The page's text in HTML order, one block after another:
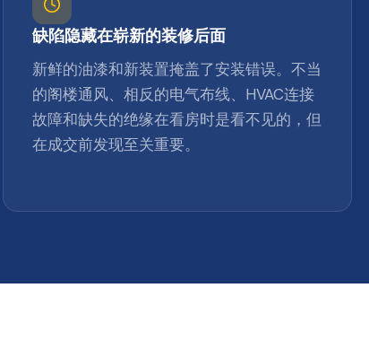
缺陷隐藏在崭新的装修后面
新鲜的油漆和新装置掩盖了安装错误。不当
的阁楼通风、相反的电气布线、HVAC连接
故障和缺失的绝缘在看房时是看不见的，但
在成交前发现至关重要。